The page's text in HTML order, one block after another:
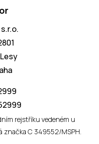
rejstříku vedeném u
značka C 349552/MSPH.